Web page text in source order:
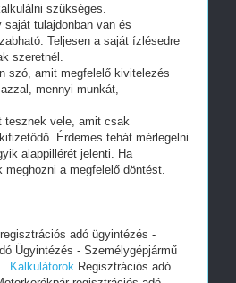
szükséges.
tulajdonban van és
Teljesen a saját ízlésedre
szeretnél.
szó, amit megfelelő kivitelezés
mennyi munkát,
tesznek vele, amit csak
Érdemes tehát mérlegelni
alappillérét jelenti. Ha
a megfelelő döntést.
adó ügyintézés -
Ügyintézés - Személygépjármű
Kalkulátorok Regisztrációs adó